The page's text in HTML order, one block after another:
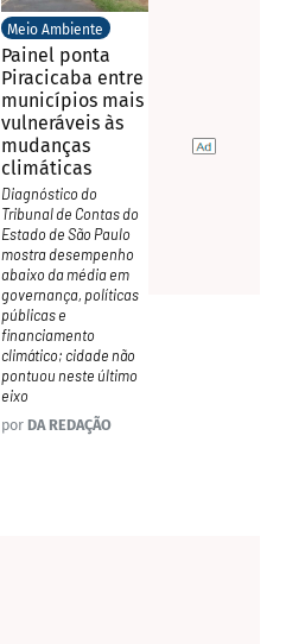
Meio Ambiente
Painel ponta
Piracicaba entre
municípios mais
vulneráveis às
mudanças
climáticas
Diagnóstico do
Tribunal de Contas do
Estado de São Paulo
mostra desempenho
abaixo da média em
governança, políticas
públicas e
financiamento
climático; cidade não
pontuou neste último
eixo
por DA REDAÇÃO